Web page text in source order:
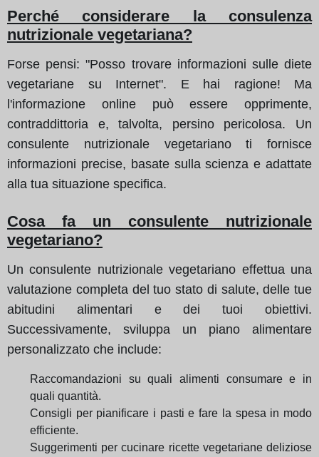
Perché considerare la consulenza
nutrizionale vegetariana?
Forse pensi: "Posso trovare informazioni sulle diete
vegetariane su Internet". E hai ragione! Ma
l'informazione online può essere opprimente,
contraddittoria e, talvolta, persino pericolosa. Un
consulente nutrizionale vegetariano ti fornisce
informazioni precise, basate sulla scienza e adattate
alla tua situazione specifica.
Cosa fa un consulente nutrizionale
vegetariano?
Un consulente nutrizionale vegetariano effettua una
valutazione completa del tuo stato di salute, delle tue
abitudini alimentari e dei tuoi obiettivi.
Successivamente, sviluppa un piano alimentare
personalizzato che include:
Raccomandazioni su quali alimenti consumare e in
quali quantità.
Consigli per pianificare i pasti e fare la spesa in modo
efficiente.
Suggerimenti per cucinare ricette vegetariane deliziose